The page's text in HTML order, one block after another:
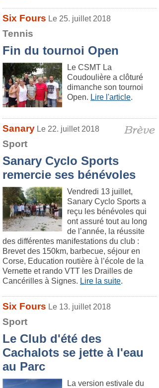
Six Fours Le 25. juillet 2018
Tennis
Fin du tournoi Open
Le CSMT La
Coudoulière a clôturé
dimanche son tournoi
Open. Lire l'article.
Sanary Le 22. juillet 2018
Sport
Sanary Cyclo Sports
remercie ses bénévoles
Vendredi 13 juillet,
Sanary Cyclo Sports a
reçu les bénévoles qui
ont assuré tout au long
de l’année, la réussite
des différentes manifestations du club :
Brevet des 150km, barbecue, séjour en
Corse, Education routière à l’école de la
Vernette et rando VTT les Drailles de
Cancérilles à Signes. Lire la suite.
Six Fours Le 13. juillet 2018
Sport
Le Club d'été des
Cachalots se jette à l'eau
au Parc
La version estivale du